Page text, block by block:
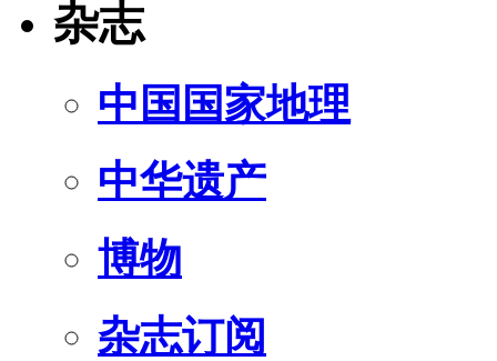
杂志
中国国家地理
中华遗产
博物
杂志订阅